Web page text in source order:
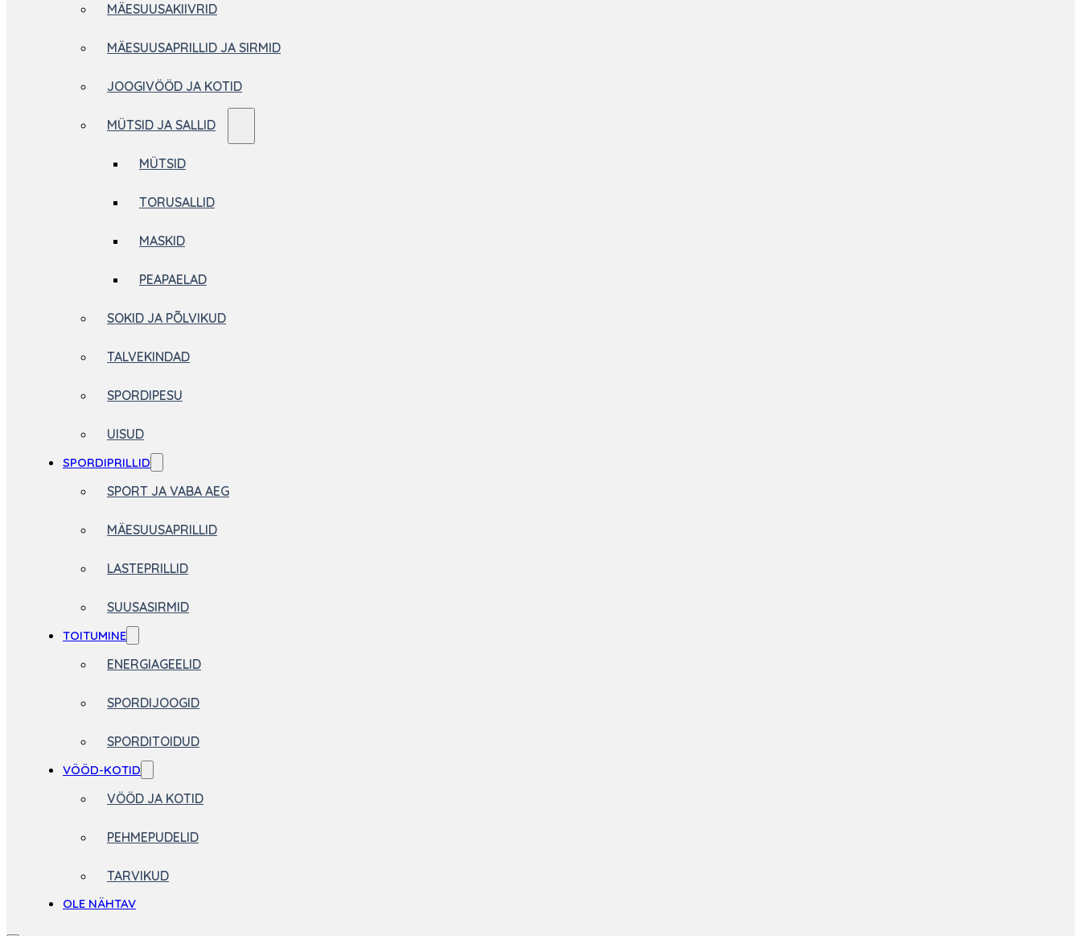
MÄESUUSAKIIVRID
MÄESUUSAPRILLID JA SIRMID
JOOGIVÖÖD JA KOTID
MÜTSID JA SALLID
MÜTSID
TORUSALLID
MASKID
PEAPAELAD
SOKID JA PÕLVIKUD
TALVEKINDAD
SPORDIPESU
UISUD
SPORDIPRILLID
SPORT JA VABA AEG
MÄESUUSAPRILLID
LASTEPRILLID
SUUSASIRMID
TOITUMINE
ENERGIAGEELID
SPORDIJOOGID
SPORDITOIDUD
VÖÖD-KOTID
VÖÖD JA KOTID
PEHMEPUDELID
TARVIKUD
OLE NÄHTAV